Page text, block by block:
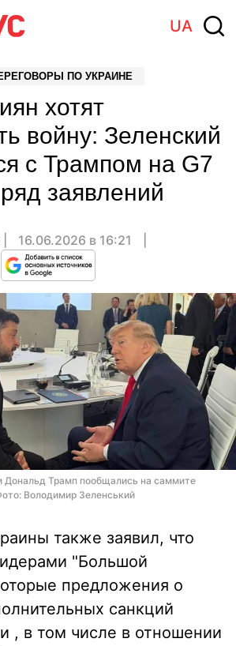
UA
ПО УКРАИНЕ
хотят
войну: Зеленский
с Трампом на G7
заявлений
16.06.2026 в 16:21
Дональд Трамп пообщались на саммите
Володимир Зеленський
также заявил, что
"Большой
предложения о
санкций
, в том числе в отношении